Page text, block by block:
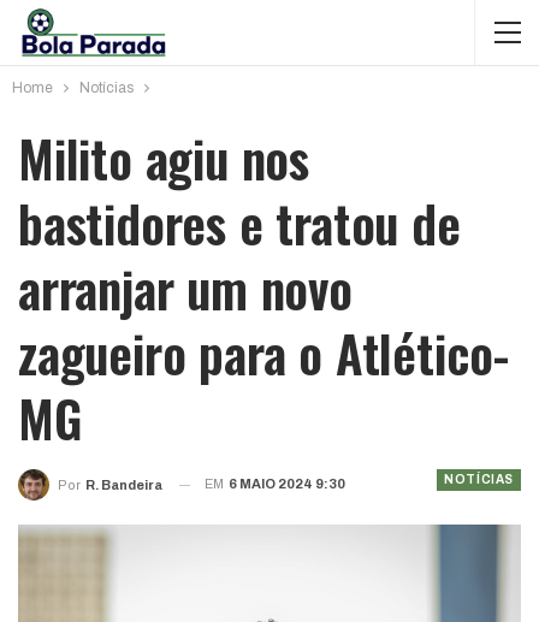
Home Notícias
Milito agiu nos
bastidores e tratou de
arranjar um novo
zagueiro para o Atlético-
MG
NOTÍCIAS
Por R. Bandeira EM 6 MAIO 2024 9:30